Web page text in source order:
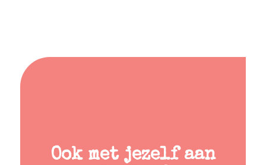
Ook met jezelf aan